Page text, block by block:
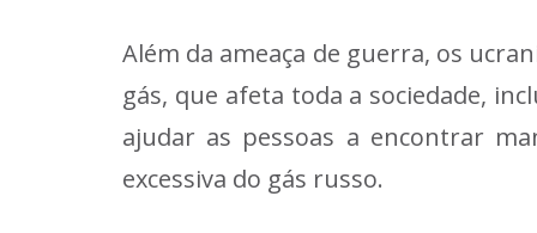
Além da ameaça de guerra, os
gás, que afeta toda a sociedade,
ajudar as pessoas a encontrar
excessiva do gás russo.